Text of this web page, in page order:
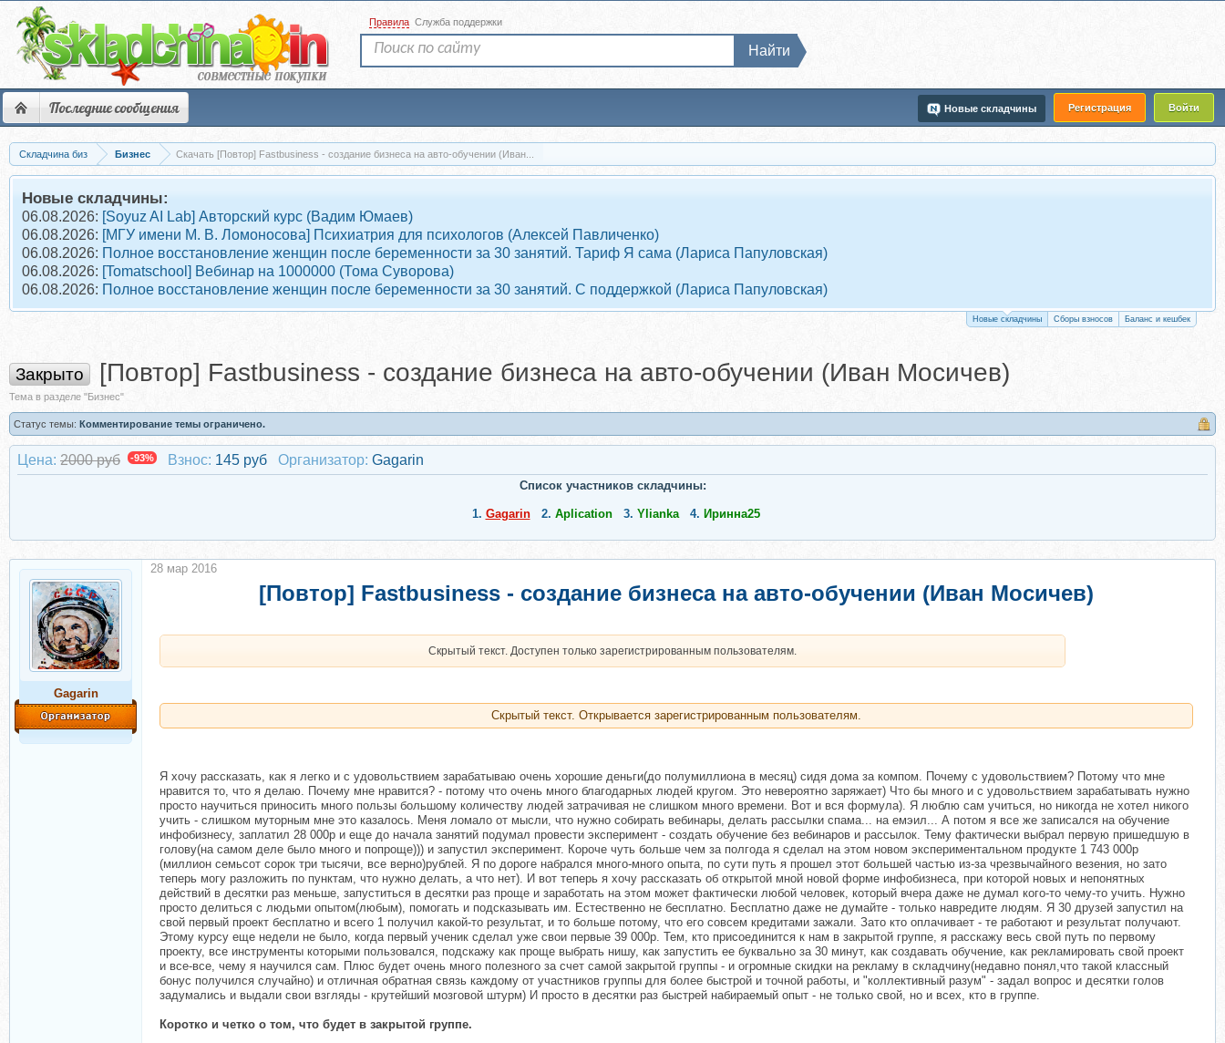
Последние сообщения Регистрация Войти
Новые складчины
Правила Служба поддержки
Найти
Складчина биз Бизнес Скачать [Повтор] Fastbusiness - создание бизнеса на авто-обучении (Иван...
Новые складчины:
06.08.2026: [Soyuz AI Lab] Авторский курс (Вадим Юмаев)
06.08.2026: [МГУ имени М. В. Ломоносова] Психиатрия для психологов (Алексей Павличенко)
06.08.2026: Полное восстановление женщин после беременности за 30 занятий. Тариф Я сама (Лариса Папуловская)
06.08.2026: [Tomatschool] Вебинар на 1000000 (Тома Суворова)
06.08.2026: Полное восстановление женщин после беременности за 30 занятий. С поддержкой (Лариса Папуловская)
Новые складчины Сборы взносов Баланс и кешбек
Закрыто [Повтор] Fastbusiness - создание бизнеса на авто-обучении (Иван Мосичев)
Тема в разделе "Бизнес"
Статус темы: Комментирование темы ограничено.
Цена: 2000 руб -93% Взнос: 145 руб Организатор: Gagarin
Список участников складчины:
1. Gagarin 2. Aplication 3. Ylianka 4. Иринна25
Gagarin
[Повтор] Fastbusiness - создание бизнеса на авто-обучении (Иван Мосичев)
Скрытый текст. Доступен только зарегистрированным пользователям.
Скрытый текст. Открывается зарегистрированным пользователям.
Я хочу рассказать, как я легко и с удовольствием зарабатываю очень хорошие деньги(до полумиллиона в месяц) сидя дома за компом. Почему с удовольствием? Потому что мне
нравится то, что я делаю. Почему мне нравится? - потому что очень много благодарных людей кругом. Это невероятно заряжает) Что бы много и с удовольствием зарабатывать нужно
просто научиться приносить много пользы большому количеству людей затрачивая не слишком много времени. Вот и вся формула). Я люблю сам учиться, но никогда не хотел никого
учить - слишком муторным мне это казалось. Меня ломало от мысли, что нужно собирать вебинары, делать рассылки спама... на емэил... А потом я все же записался на обучение
инфобизнесу, заплатил 28 000р и еще до начала занятий подумал провести эксперимент - создать обучение без вебинаров и рассылок. Тему фактически выбрал первую пришедшую в
голову(на самом деле было много и попроще))) и запустил эксперимент. Короче чуть больше чем за полгода я сделал на этом новом экспериментальном продукте 1 743 000р
(миллион семьсот сорок три тысячи, все верно)рублей. Я по дороге набрался много-много опыта, по сути путь я прошел этот большей частью из-за чрезвычайного везения, но зато
теперь могу разложить по пунктам, что нужно делать, а что нет). И вот теперь я хочу рассказать об открытой мной новой форме инфобизнеса, при которой новых и непонятных
действий в десятки раз меньше, запуститься в десятки раз проще и заработать на этом может фактически любой человек, который вчера даже не думал кого-то чему-то учить. Нужно
просто делиться с людьми опытом(любым), помогать и подсказывать им. Естественно не бесплатно. Бесплатно даже не думайте - только навредите людям. Я 30 друзей запустил на
свой первый проект бесплатно и всего 1 получил какой-то результат, и то больше потому, что его совсем кредитами зажали. Зато кто оплачивает - те работают и результат получают.
Этому курсу еще недели не было, когда первый ученик сделал уже свои первые 39 000р. Тем, кто присоединится к нам в закрытой группе, я расскажу весь свой путь по первому
проекту, все инструменты которыми пользовался, подскажу как проще выбрать нишу, как запустить ее буквально за 30 минут, как создавать обучение, как рекламировать свой проект
и все-все, чему я научился сам. Плюс будет очень много полезного за счет самой закрытой группы - и огромные скидки на рекламу в складчину(недавно понял,что такой классный
бонус получился случайно) и отличная обратная связь каждому от участников группы для более быстрой и точной работы, и "коллективный разум" - задал вопрос и десятки голов
задумались и выдали свои взгляды - крутейший мозговой штурм) И просто в десятки раз быстрей набираемый опыт - не только свой, но и всех, кто в группе.
Коротко и четко о том, что будет в закрытой группе.
28 мар 2016